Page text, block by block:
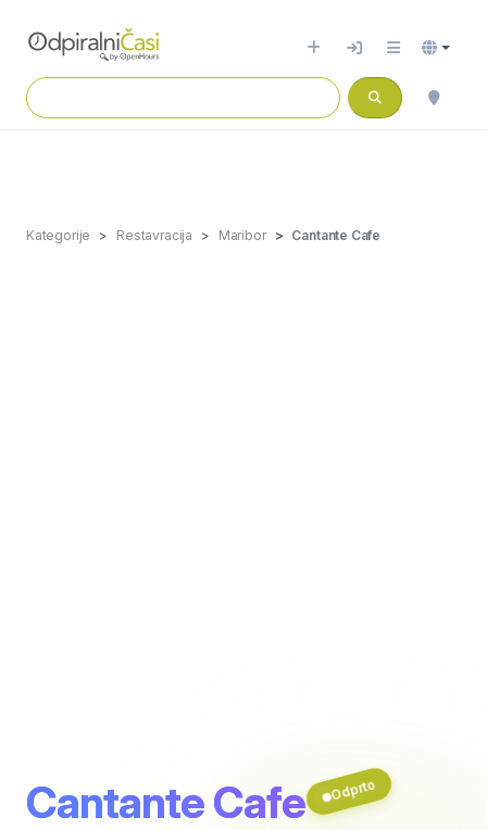
Kategorije Restavracija Maribor Cantante Cafe
Cantante Cafe Odprto